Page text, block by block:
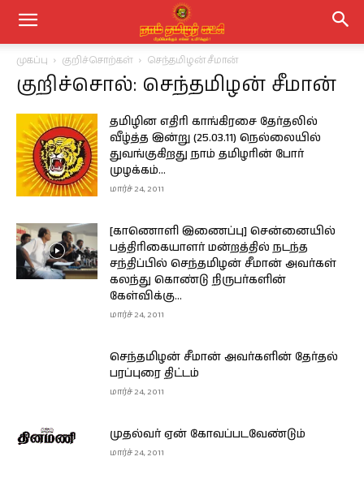
முகப்பு குறிச்சொற்கள் செந்தமிழன் சீமான்
குறிச்சொல்: செந்தமிழன் சீமான்
தமிழின எதிரி காங்கிரசை தேர்தலில்
வீழ்த்த இன்று (25.03.11) நெல்லையில்
துவங்குகிறது நாம் தமிழரின் போர்
முழக்கம்...
மார்ச் 24, 2011
[காணொளி இணைப்பு] சென்னையில்
பத்திரிகையாளர் மன்றத்தில் நடந்த
சந்திப்பில் செந்தமிழன் சீமான் அவர்கள்
கலந்து கொண்டு நிருபர்களின்
கேள்விக்கு...
மார்ச் 24, 2011
செந்தமிழன் சீமான் அவர்களின் தேர்தல்
பரப்புரை திட்டம்
மார்ச் 24, 2011
முதல்வர் ஏன் கோவப்படவேண்டும்
மார்ச் 24, 2011